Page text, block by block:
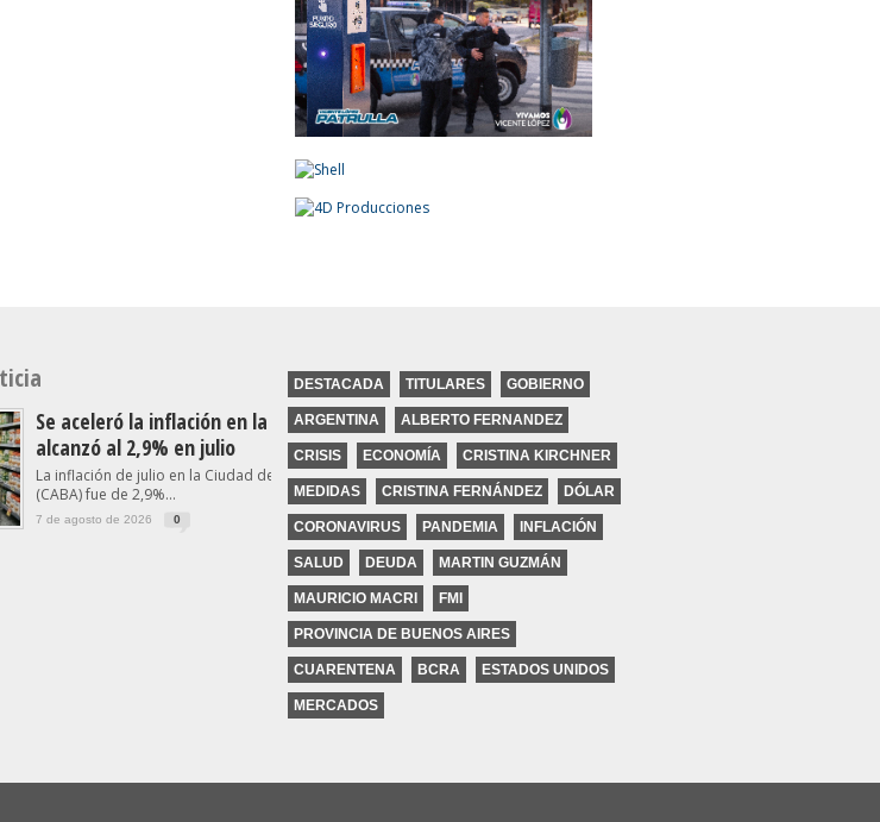
Se aceleró la inflación en la Ciudad y
alcanzó al 2,9% en julio
La inflación de julio en la Ciudad de Buenos Aires
(CABA) fue de 2,9%...
7 de agosto de 2026 0
DESTACADA TITULARES GOBIERNO
ARGENTINA ALBERTO FERNANDEZ
CRISIS ECONOMÍA CRISTINA KIRCHNER
MEDIDAS CRISTINA FERNÁNDEZ DÓLAR
CORONAVIRUS PANDEMIA INFLACIÓN
SALUD DEUDA MARTIN GUZMÁN
MAURICIO MACRI FMI
PROVINCIA DE BUENOS AIRES
CUARENTENA BCRA ESTADOS UNIDOS
MERCADOS